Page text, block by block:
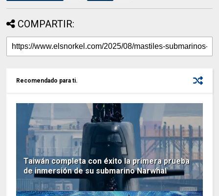
COMPARTIR:
Recomendado para ti.
Taiwán completa con éxito la primera prueba
de inmersión de su submarino Narwhal